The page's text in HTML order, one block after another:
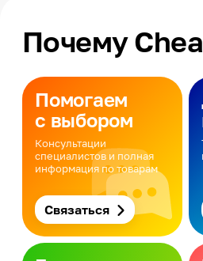
Почему
Помогаем
с выбором
Консультации
специалистов и полная
информация по товарам
Связаться